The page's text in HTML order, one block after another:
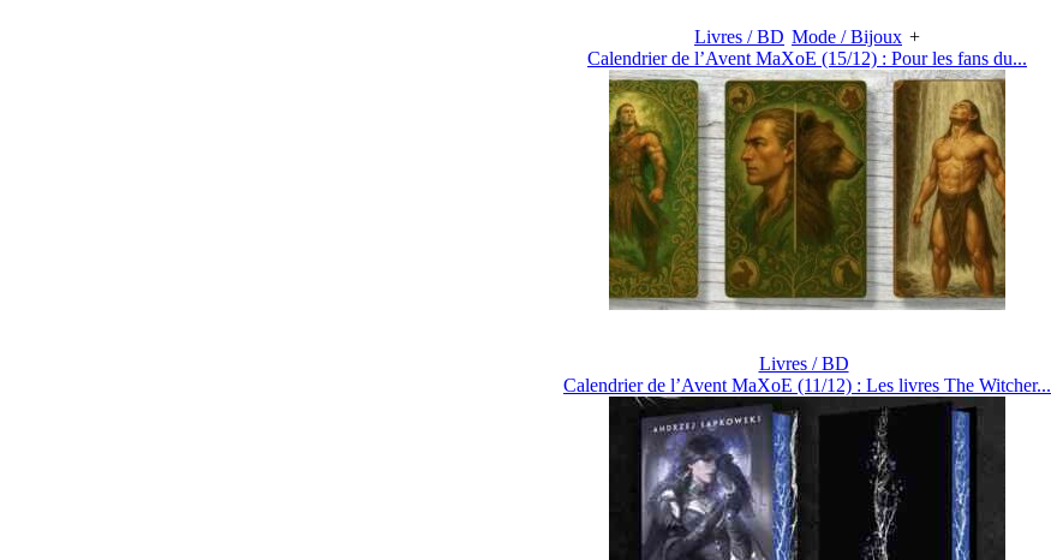
Livres / BD Mode / Bijoux +
Calendrier de l’Avent MaXoE (15/12) : Pour les fans du...
Livres / BD
Calendrier de l’Avent MaXoE (11/12) : Les livres The Witcher...